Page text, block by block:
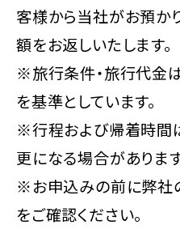
客様から当社がお預か
額をお返しいたします。
※旅行条件・旅行代金
を基準としています。
※行程および帰着時間
更になる場合があります
※お申込みの前に弊社
をご確認ください。